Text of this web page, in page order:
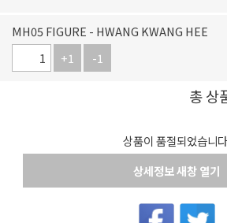
MH05 FIGURE - HWANG KWANG HEE
+1
-1
총 상
상품이 품절되었습니
상세정보 새창 열기